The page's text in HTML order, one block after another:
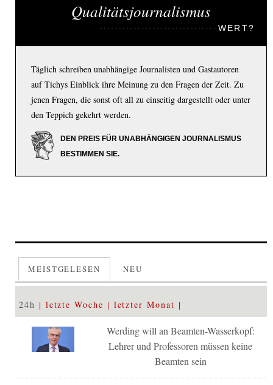
Qualitätsjournalismus
WERT?
Täglich schreiben unabhängige Journalisten und Gastautoren
auf Tichys Einblick ihre Meinung zu den Fragen der Zeit. Zu
jenen Fragen, die sonst oft all zu einseitig dargestellt oder unter
den Teppich gekehrt werden.
DEN PREIS FÜR UNABHÄNGIGEN JOURNALISMUS
BESTIMMEN SIE.
MEISTGELESEN NEU
24h letzte Woche letzter Monat
Werding will an Beamten-Wasserkopf:
Lehrer und Professoren müssen keine
Beamten sein